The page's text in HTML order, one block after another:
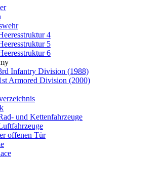
4
5
6
Infantry Division (1988)
Armored Division (2000)
und Kettenfahrzeuge
offenen Tür